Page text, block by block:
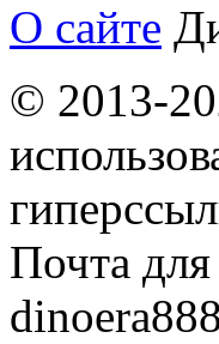
О сайте
© 2013-
Почта